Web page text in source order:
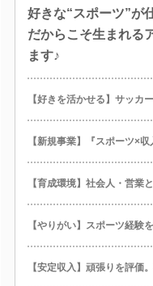
好きな“スポーツ”が
だからこそ生まれる
ます♪
【好きを活かせる】サッカ
【新規事業】『スポーツ×
【育成環境】社会人・営業
【やりがい】スポーツ経験
【安定収入】頑張りを評価